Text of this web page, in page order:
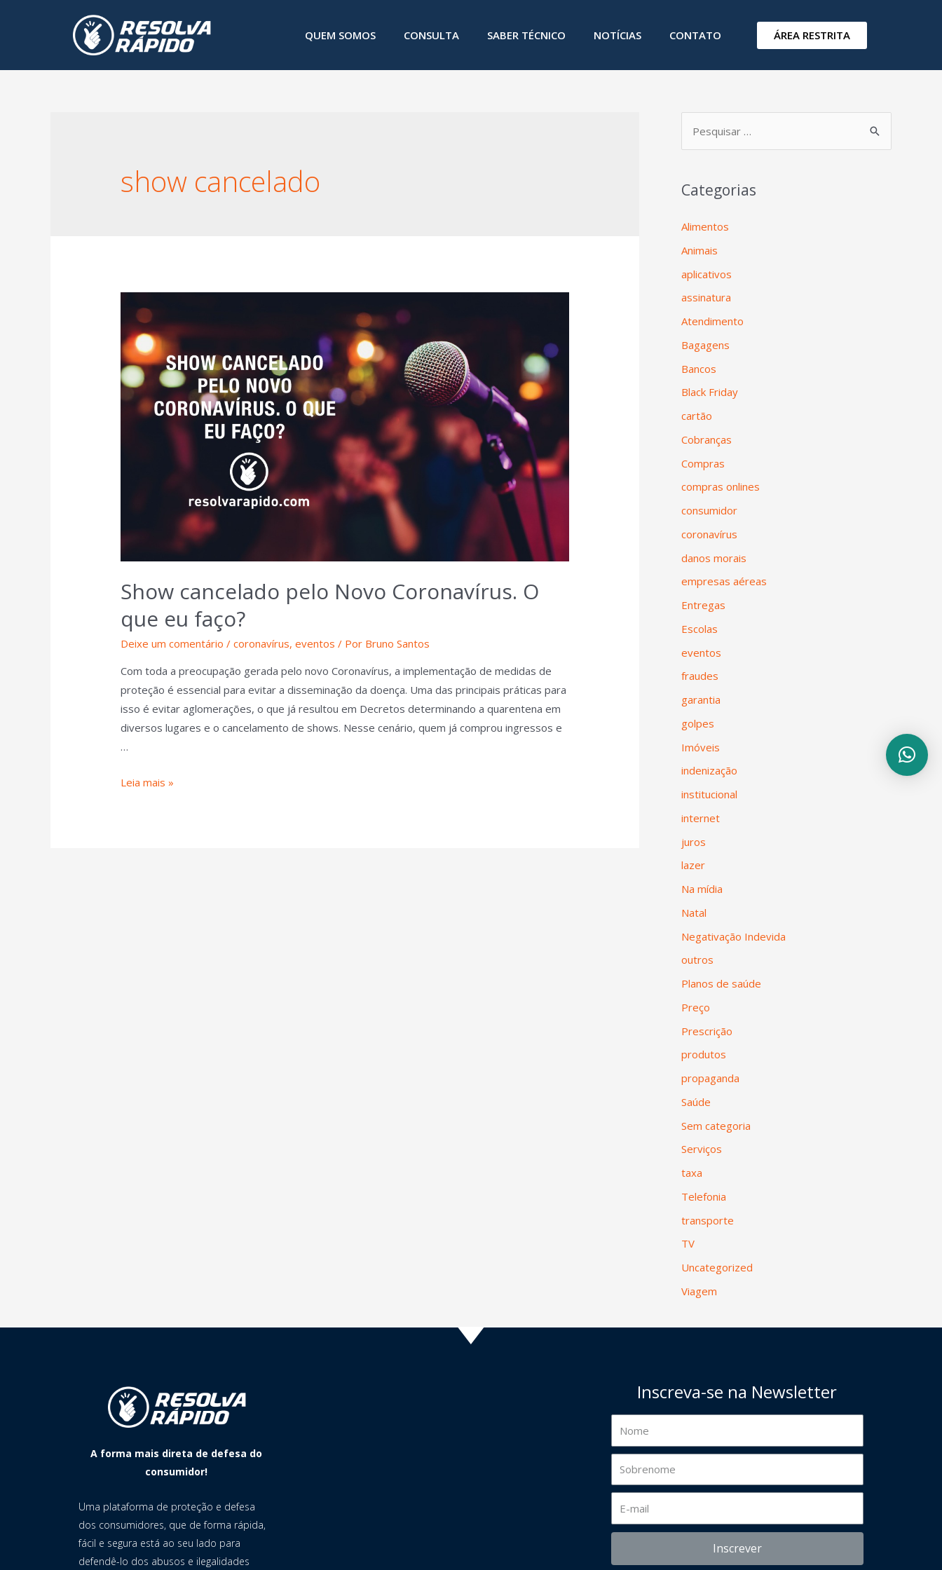
QUEM SOMOS CONSULTA SABER TÉCNICO NOTÍCIAS CONTATO ÁREA RESTRITA
show cancelado
Show cancelado pelo Novo Coronavírus. O
que eu faço?
Deixe um comentário /coronavírus,eventos / Por Bruno Santos
Com toda a preocupação gerada pelo novo Coronavírus, a implementação de medidas de
proteção é essencial para evitar a disseminação da doença. Uma das principais práticas para
isso é evitar aglomerações, o que já resultou em Decretos determinando a quarentena em
diversos lugares e o cancelamento de shows. Nesse cenário, quem já comprou ingressos e
…
Leia mais »
Categorias
Alimentos
Animais
aplicativos
assinatura
Atendimento
Bagagens
Bancos
Black Friday
cartão
Cobranças
Compras
compras onlines
consumidor
coronavírus
danos morais
empresas aéreas
Entregas
Escolas
eventos
fraudes
garantia
golpes
Imóveis
indenização
institucional
internet
juros
lazer
Na mídia
Natal
Negativação Indevida
outros
Planos de saúde
Preço
Prescrição
produtos
propaganda
Saúde
Sem categoria
Serviços
taxa
Telefonia
transporte
TV
Uncategorized
Viagem
A forma mais direta de defesa do
consumidor!
Uma plataforma de proteção e defesa
dos consumidores, que de forma rápida,
fácil e segura está ao seu lado para
defendê-lo dos abusos e ilegalidades
Inscreva-se na Newsletter
Inscrever